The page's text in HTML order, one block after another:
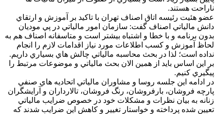
ناراحت هستند.
عضو هئيت رئيسه اتاق اصناف تهران با تاکيد بر آموزش و ارتقاي
دانش مالياتي اصناف گفت: سازمان امور مالياتي در پي موديان
بدون برنامه و با خطا و اشتباه بيشتر است و متاسفانه اصناف هم به
لحاظ آموزش و کسب اطلاعات مورد نياز اقدامات لازم را انجام
نداده است؛ لذا در بحث محاسبه مالياتي چالش هاي بسياري داريم.
بر اين اساس بايد از همين الان بحث مالياتي و موضوعات مرتبط را
پيگيري کنيم.
در ادامه اين جلسه روسا و مشاوران مالياتي اتحاديه هاي صنفي
پارچه فروشان، بارفروشان، رنگ فروشان، تالارداران و آرايشگران
زنانه به بيان نظرات و مشکلات خود در خصوص ضرايب مالياتي
تعيين شده پرداخته و خواستار تغيير و کاهش اين ضرايب شدند که